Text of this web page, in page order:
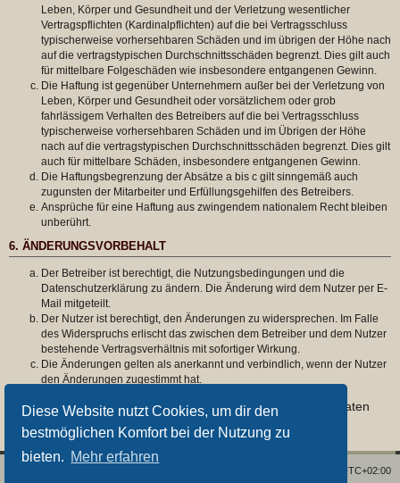
Diese Website nutzt Cookies, um dir den
bestmöglichen Komfort bei der Nutzung zu
bieten. Mehr erfahren
Leben, Körper und Gesundheit und der Verletzung wesentlicher
Vertragspflichten (Kardinalpflichten) auf die bei Vertragsschluss
typischerweise vorhersehbaren Schäden und im übrigen der Höhe nach
auf die vertragstypischen Durchschnittsschäden begrenzt. Dies gilt auch
für mittelbare Folgeschäden wie insbesondere entgangenen Gewinn.
Die Haftung ist gegenüber Unternehmern außer bei der Verletzung von
Leben, Körper und Gesundheit oder vorsätzlichem oder grob
fahrlässigem Verhalten des Betreibers auf die bei Vertragsschluss
typischerweise vorhersehbaren Schäden und im Übrigen der Höhe
nach auf die vertragstypischen Durchschnittsschäden begrenzt. Dies gilt
auch für mittelbare Schäden, insbesondere entgangenen Gewinn.
Die Haftungsbegrenzung der Absätze a bis c gilt sinngemäß auch
zugunsten der Mitarbeiter und Erfüllungsgehilfen des Betreibers.
Ansprüche für eine Haftung aus zwingendem nationalem Recht bleiben
unberührt.
6. ÄNDERUNGSVORBEHALT
Der Betreiber ist berechtigt, die Nutzungsbedingungen und die
Datenschutzerklärung zu ändern. Die Änderung wird dem Nutzer per E-
Mail mitgeteilt.
Der Nutzer ist berechtigt, den Änderungen zu widersprechen. Im Falle
des Widerspruchs erlischt das zwischen dem Betreiber und dem Nutzer
bestehende Vertragsverhältnis mit sofortiger Wirkung.
Die Änderungen gelten als anerkannt und verbindlich, wenn der Nutzer
den Änderungen zugestimmt hat.
Informationen über den Umgang mit deinen persönlichen Daten
sind in der Datenschutzerklärung enthalten.
UTC+02:00